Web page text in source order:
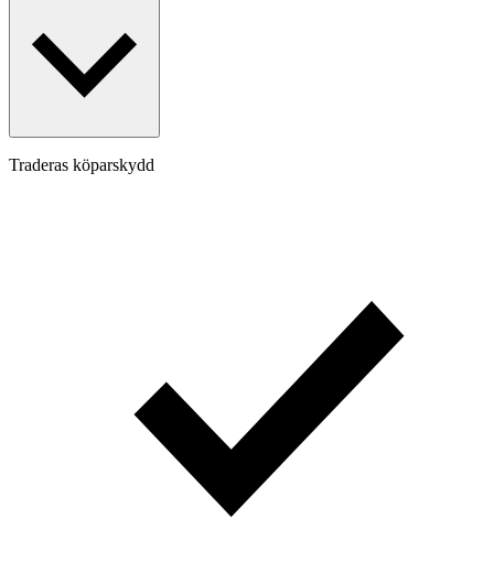
Traderas köparskydd